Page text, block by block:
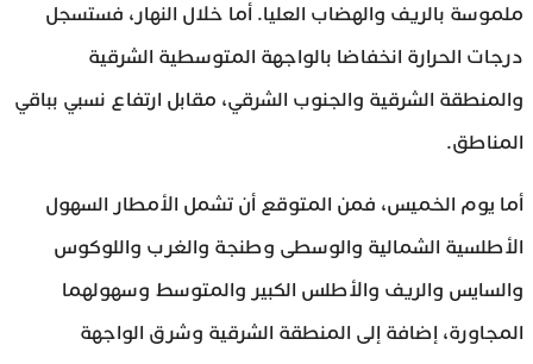
ملموسة بالريف والهضاب العليا. أما خلال النهار، فستسجل
درجات الحرارة انخفاضا بالواجهة المتوسطية الشرقية
والمنطقة الشرقية والجنوب الشرقي، مقابل ارتفاع نسبي بباقي
المناطق.
أما يوم الخميس، فمن المتوقع أن تشمل الأمطار السهول
الأطلسية الشمالية والوسطى وطنجة والغرب واللوكوس
والسايس والريف والأطلس الكبير والمتوسط وسهولهما
المجاورة، إضافة إلى المنطقة الشرقية وشرق الواجهة